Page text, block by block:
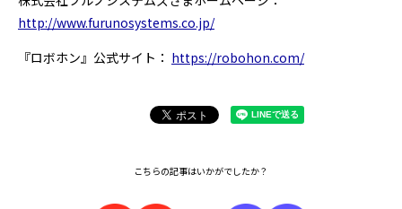
http://www.furunosystems.co.jp/
『ロボホン』公式サイト： https://robohon.com/